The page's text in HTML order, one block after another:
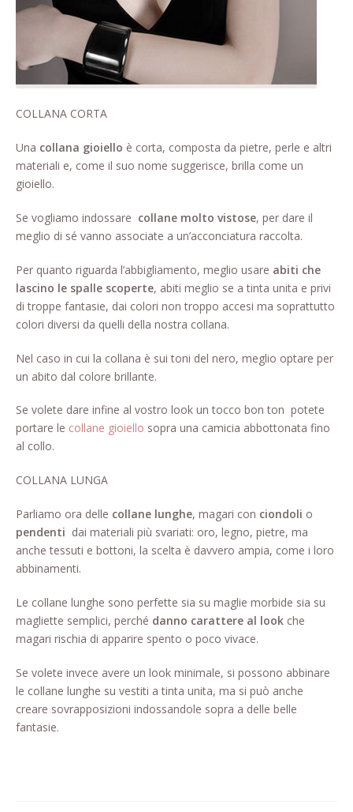
Pagina di esempio.
Press
Refund and Returns Policy
Rivenditore
Rintraccia il tuo ordine
Shop
COLLANA CORTA
Una collana gioiello è corta, composta da pietre, perle e altri
materiali e, come il suo nome suggerisce, brilla come un
gioiello.
Se vogliamo indossare collane molto vistose, per dare il
meglio di sé vanno associate a un’acconciatura raccolta.
Per quanto riguarda l’abbigliamento, meglio usare abiti che
lascino le spalle scoperte, abiti meglio se a tinta unita e privi
di troppe fantasie, dai colori non troppo accesi ma soprattutto
colori diversi da quelli della nostra collana.
Nel caso in cui la collana è sui toni del nero, meglio optare per
un abito dal colore brillante.
Se volete dare infine al vostro look un tocco bon ton potete
portare le collane gioiello sopra una camicia abbottonata fino
al collo.
COLLANA LUNGA
Parliamo ora delle collane lunghe, magari con ciondoli o
pendenti dai materiali più svariati: oro, legno, pietre, ma
anche tessuti e bottoni, la scelta è davvero ampia, come i loro
abbinamenti.
Le collane lunghe sono perfette sia su maglie morbide sia su
magliette semplici, perché danno carattere al lookche
magari rischia di apparire spento o poco vivace.
Se volete invece avere un look minimale, si possono abbinare
le collane lunghe su vestiti a tinta unita, ma si può anche
creare sovrapposizioni indossandole sopra a delle belle
fantasie.